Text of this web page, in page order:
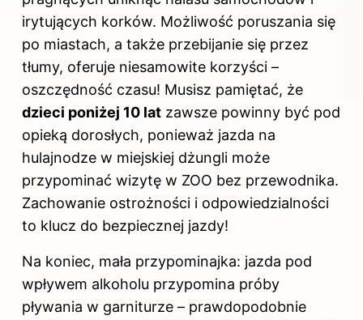
irytujących korków. Możliwość poruszania się
po miastach, a także przebijanie się przez
tłumy, oferuje niesamowite korzyści –
oszczędność czasu! Musisz pamiętać, że
dzieci poniżej 10 lat zawsze powinny być pod
opieką dorosłych, ponieważ jazda na
hulajnodze w miejskiej dżungli może
przypominać wizytę w ZOO bez przewodnika.
Zachowanie ostrożności i odpowiedzialności
to klucz do bezpiecznej jazdy!
Na koniec, mała przypominajka: jazda pod
wpływem alkoholu przypomina próby
pływania w garniturze – prawdopodobnie